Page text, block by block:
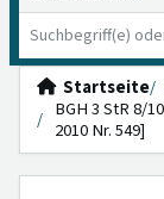
Startseite
BGH 3 StR 8/
2010 Nr. 549]